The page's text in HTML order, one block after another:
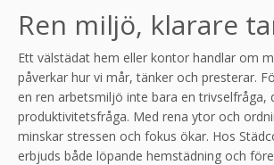
Ren miljö, klarare
Ett välstädat hem eller kontor handlar om
påverkar hur vi mår, tänker och presterar.
en ren arbetsmiljö inte bara en trivselfråga,
produktivitetsfråga. Med rena ytor och
minskar stressen och fokus ökar. Hos
erbjuds både löpande hemstädning och